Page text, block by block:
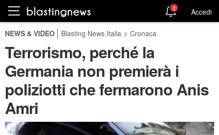
2 Accedi
NEWS & VIDEO Blasting News Italia > Cronaca
Terrorismo, perché la
Germania non premierà i
poliziotti che fermarono Anis
Amri